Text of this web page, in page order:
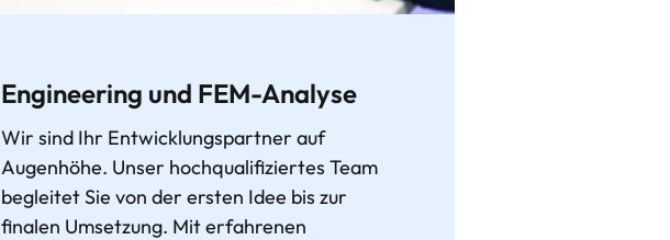
Engineering und FEM-Analyse
Wir sind Ihr Entwicklungspartner auf
Augenhöhe. Unser hochqualifiziertes Team
begleitet Sie von der ersten Idee bis zur
finalen Umsetzung. Mit erfahrenen